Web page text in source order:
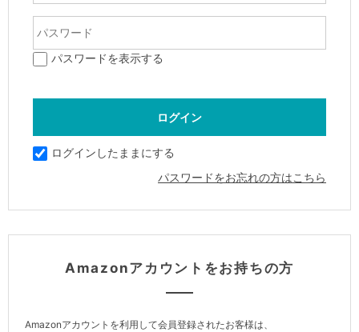
パスワードを表示する
ログインしたままにする
パスワードをお忘れの方はこちら
Amazonアカウントをお持ちの方
Amazonアカウントを利用して会員登録されたお客様は、